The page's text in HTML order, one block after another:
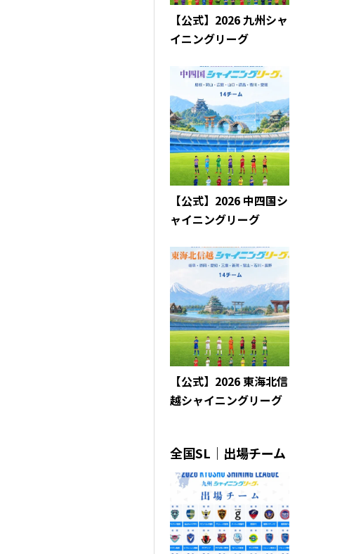
【公式】2026 九州シャ
イニングリーグ
【公式】2026 中四国シ
ャイニングリーグ
【公式】2026 東海北信
越シャイニングリーグ
全国SL｜出場チーム